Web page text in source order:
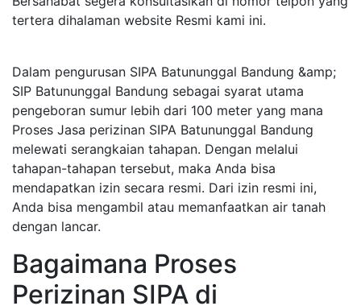
tertera dihalaman website Resmi kami ini.
Dalam pengurusan SIPA Batununggal Bandung &amp;
SIP Batununggal Bandung sebagai syarat utama
pengeboran sumur lebih dari 100 meter yang mana
Proses Jasa perizinan SIPA Batununggal Bandung
melewati serangkaian tahapan. Dengan melalui
tahapan-tahapan tersebut, maka Anda bisa
mendapatkan izin secara resmi. Dari izin resmi ini,
Anda bisa mengambil atau memanfaatkan air tanah
dengan lancar.
Bagaimana Proses
Perizinan SIPA di